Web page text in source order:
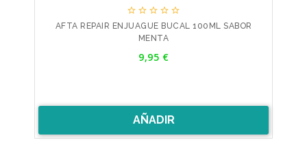
    
AFTA REPAIR ENJUAGUE BUCAL 100ML SABOR
MENTA
9,95 €
AÑADIR